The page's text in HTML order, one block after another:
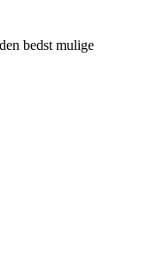
bedst mulige